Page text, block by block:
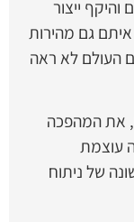
ייצור
גם מהירות
העולם לא ראה
את המהפכה
עוצמת
של ניתוח